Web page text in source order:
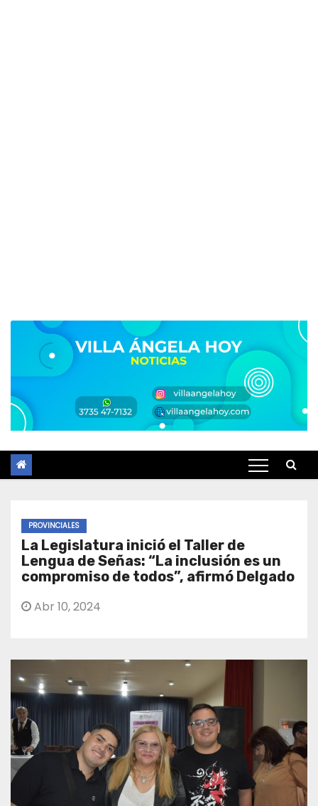
PROVINCIALES
La Legislatura inició el Taller de
Lengua de Señas: “La inclusión es un
compromiso de todos”, afirmó Delgado
Abr 10, 2024